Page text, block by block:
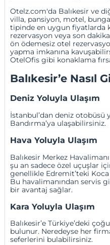
Otelz.com'da Balıkesir ve
villa, pansiyon, motel,
tipinde en uygun fiyatlarda
rezervasyon veyason dakika
ön ödemesiz otel
yapma imkanına
OtelOfis gibi konaklama
Balıkesir’e Nasıl
Deniz Yoluyla Ulaşım
İstanbul’dan deniz
Bandırma’ya ulaşabilirsiniz.
Hava Yoluyla Ulaşım
Balıkesir Merkez
şu an sadece özel uçuşlar
genellikle Edremit’teki
Bu havalimanından servis
bir avantaj sağlar.
Kara Yoluyla Ulaşım
Balıkesir’e Türkiye’deki
bulunur. Neredeyse her
seferlerini bulabilirsiniz.